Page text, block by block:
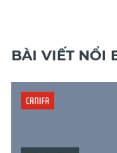
BÀI VIẾT NỔI